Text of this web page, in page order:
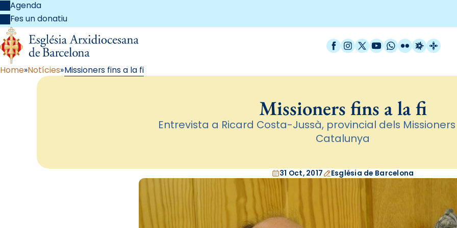
Agenda
Fes un donatiu
Facebook
Instagram
X / Twitter
YouTube
WhatsApp
FlickrRadio
Home Notícies Missioners fins a la fi
Missioners fins a la fi
Entrevista a Ricard Costa-Jussà, provincial dels
Catalunya
31 Oct, 2017 Església de Barcelona